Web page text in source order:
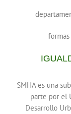
formas
SMHA es una
parte por el
Desarrollo